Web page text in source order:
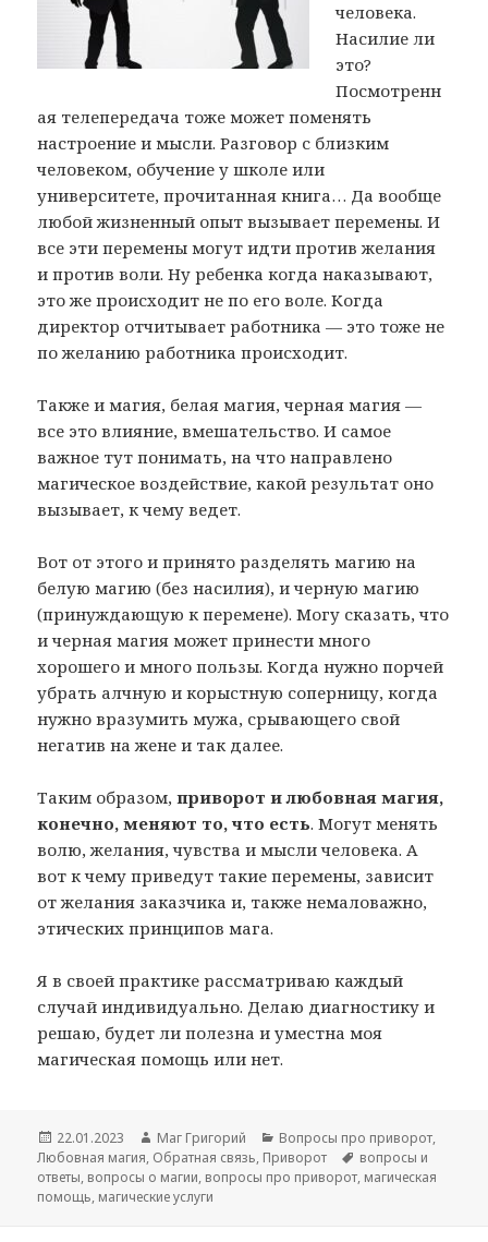
человека.
Насилие ли
это?
Посмотренн
ая телепередача тоже может поменять
настроение и мысли. Разговор с близким
человеком, обучение у школе или
университете, прочитанная книга… Да вообще
любой жизненный опыт вызывает перемены. И
все эти перемены могут идти против желания
и против воли. Ну ребенка когда наказывают,
это же происходит не по его воле. Когда
директор отчитывает работника — это тоже не
по желанию работника происходит.
Также и магия, белая магия, черная магия —
все это влияние, вмешательство. И самое
важное тут понимать, на что направлено
магическое воздействие, какой результат оно
вызывает, к чему ведет.
Вот от этого и принято разделять магию на
белую магию (без насилия), и черную магию
(принуждающую к перемене). Могу сказать, что
и черная магия может принести много
хорошего и много пользы. Когда нужно порчей
убрать алчную и корыстную соперницу, когда
нужно вразумить мужа, срывающего свой
негатив на жене и так далее.
Таким образом,приворот и любовная магия,
конечно, меняют то, что есть. Могут менять
волю, желания, чувства и мысли человека. А
вот к чему приведут такие перемены, зависит
от желания заказчика и, также немаловажно,
этических принципов мага.
Я в своей практике рассматриваю каждый
случай индивидуально. Делаю диагностику и
решаю, будет ли полезна и уместна моя
магическая помощь или нет.
Опубликовано
22.01.2023 Автор
Маг Григорий Рубрики
Вопросы про приворот,
Любовная магия, Обратная связь, Приворот Метки
вопросы и
ответы, вопросы о магии, вопросы про приворот, магическая
помощь, магические услуги